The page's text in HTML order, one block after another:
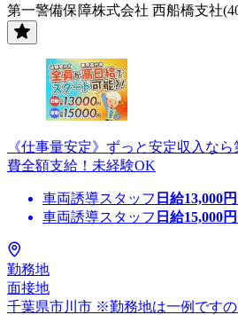
第一警備保障株式会社 西船橋支社
《仕事量安定》ずっと安定収入な
費全額支給！未経験OK
車両誘導スタッフ 日給13,000
車両誘導スタッフ 日給15,000
勤務地
面接地
千葉県市川市 ※勤務地は一例ですの